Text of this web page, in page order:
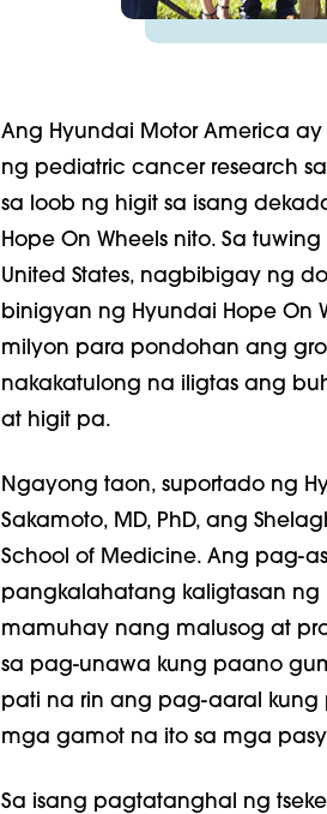
Ang Hyundai Motor America
ng pediatric cancer research
sa loob ng higit sa isang
Hope On Wheels nito. Sa
United States, nagbibigay ng
binigyan ng Hyundai Hope On
milyon para pondohan ang
nakakatulong na iligtas ang
at higit pa.
Ngayong taon, suportado ng
Sakamoto, MD, PhD, ang
School of Medicine. Ang pag-
pangkalahatang kaligtasan
mamuhay nang malusog at
sa pag-unawa kung paano
pati na rin ang pag-aaral
mga gamot na ito sa mga
Sa isang pagtatanghal ng